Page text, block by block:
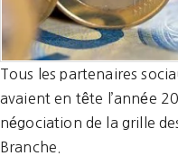
Tous les partenaires
avaient en tête l’année
négociation de la grille
Branche.